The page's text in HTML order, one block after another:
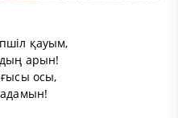
қауым,
арын!
осы,